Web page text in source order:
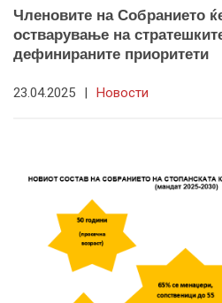
Членовите на Собранието
остварување на
дефинираните приоритети
23.04.2025 | Новости